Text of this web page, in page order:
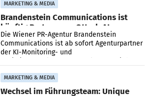
MARKETING & MEDIA
Brandenstein Communications ist
künftig Partner von OtterlyAI
Die Wiener PR-Agentur Brandenstein
Communications ist ab sofort Agenturpartner
der KI-Monitoring- und
MARKETING & MEDIA
Wechsel im Führungsteam: Unique